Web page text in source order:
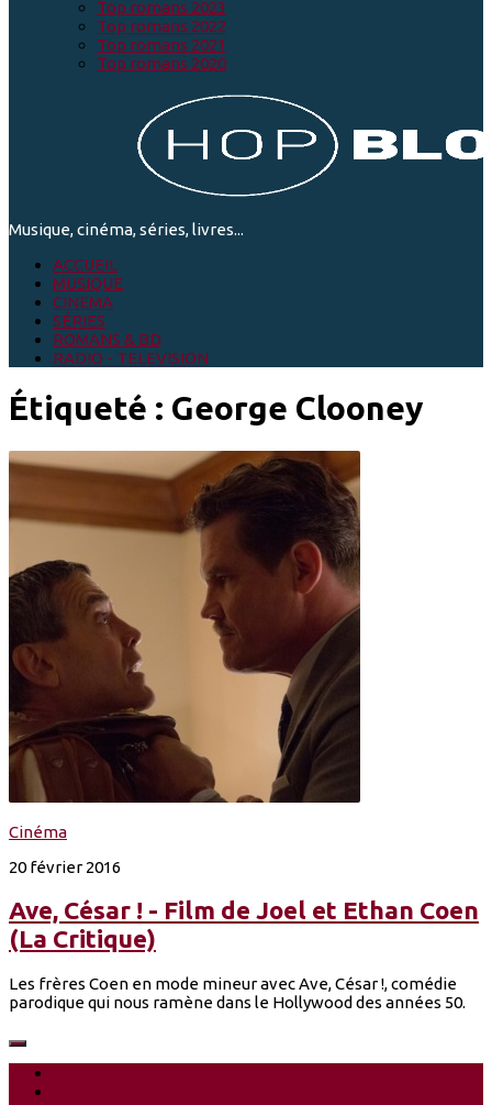
Top romans 2023
Top romans 2022
Top romans 2021
Top romans 2020
Musique, cinéma, séries, livres...
ACCUEIL
MUSIQUE
CINEMA
SÉRIES
ROMANS & BD
RADIO - TELEVISION
Étiqueté : George Clooney
Cinéma
20 février 2016
Ave, César ! - Film de Joel et Ethan Coen
(La Critique)
Les frères Coen en mode mineur avec Ave, César !, comédie
parodique qui nous ramène dans le Hollywood des années 50.